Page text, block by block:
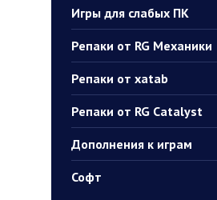
Игры для слабых ПК
Репаки от RG Механики
Репаки от xatab
Репаки от RG Catalyst
Дополнения к играм
Софт